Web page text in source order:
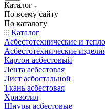
Каталог
По всему сайту
По каталогу
Каталог
Асбестотехнические и
Асбестотехнические
Картон асбестовый
Лента асбестовая
Лист асбостальной
Ткань асбестовая
Хризотил
Шнуры асбестовые